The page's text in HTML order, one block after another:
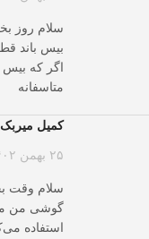
سلام روز
بیس باند
اگر که بیس
متاسفانه
کمیل میربک
۲۵ بهمن ۱۴۰۲ در ۹:۴۱ ب.ظ
سلام وقت
استفاده